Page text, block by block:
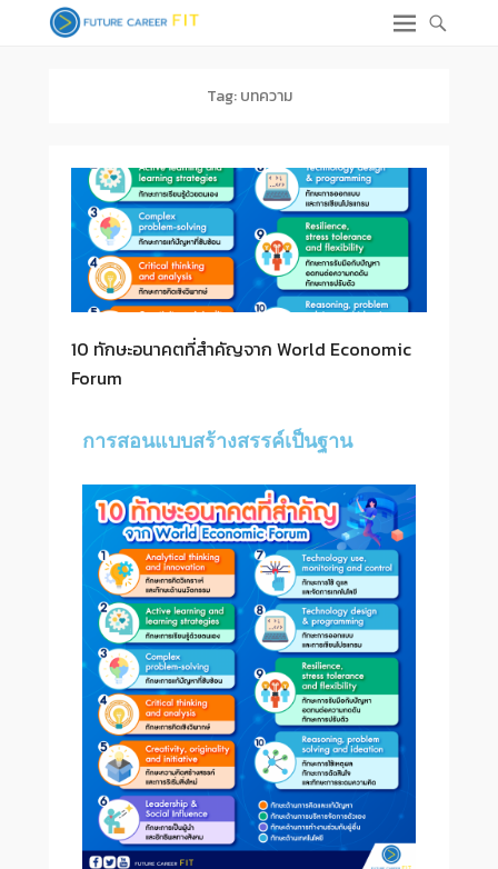
Tag:บทความ
10 ทักษะอนาคตที่สำคัญจาก World Economic
Forum
การสอนแบบสร้างสรรค์เป็นฐาน